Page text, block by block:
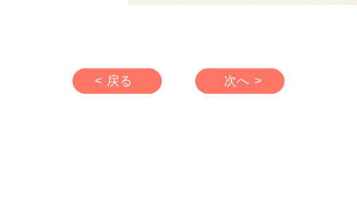
< 戻る 次へ >